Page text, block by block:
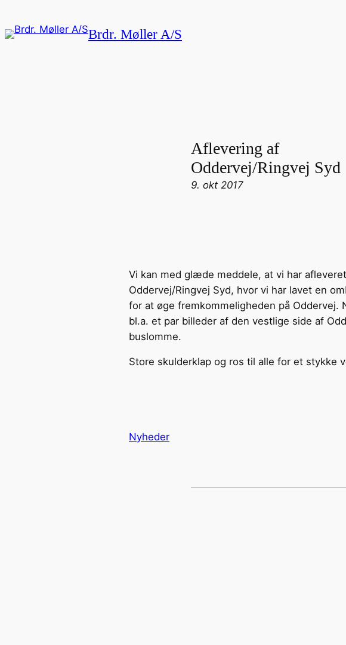
Brdr. Møller A/S
Aflevering af
Oddervej/Ringvej Syd
9. okt 2017
Vi kan med glæde meddele, at vi har
Oddervej/Ringvej Syd, hvor vi har lavet en
for at øge fremkommeligheden på Oddervej.
bl.a. et par billeder af den vestlige side af
buslomme.
Store skulderklap og ros til alle for et stykke
Nyheder